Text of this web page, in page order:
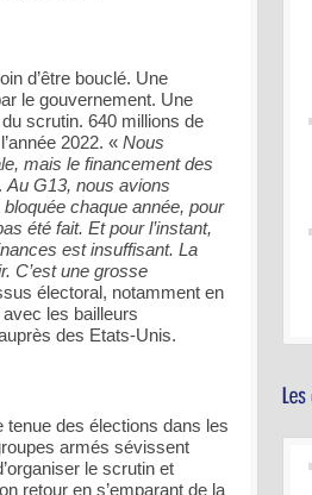
d’être bouclé. Une
le gouvernement. Une
scrutin. 640 millions de
2022. « Nous
mais le financement des
Au G13, nous avions
chaque année, pour
été fait. Et pour l’instant,
est insuffisant. La
C’est une grosse
électoral, notamment en
les bailleurs
des Etats-Unis.
tenue des élections dans les
armés sévissent
le scrutin et
retour en s’emparant de la